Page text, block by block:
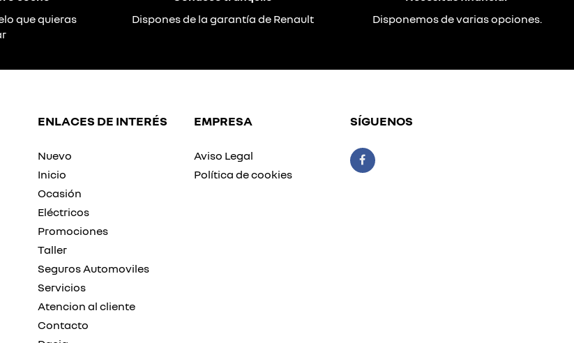
que quieras
Dispones de la garantía de Renault
Disponemos de varias opciones.
ENLACES DE INTERÉS
Nuevo
Inicio
Ocasión
Eléctricos
Promociones
Taller
Seguros Automoviles
Servicios
Atencion al cliente
Contacto
EMPRESA
Aviso Legal
Política de cookies
SÍGUENOS